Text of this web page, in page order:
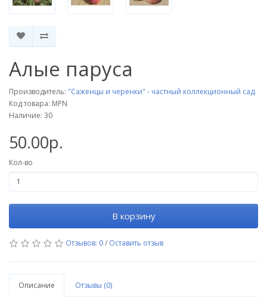
Алые паруса
Производитель: "Саженцы и черенки" - частный коллекционный сад.
Код товара: MPN
Наличие: 30
50.00р.
Кол-во
В корзину
Отзывов: 0/ Оставить отзыв
Описание Отзывы (0)